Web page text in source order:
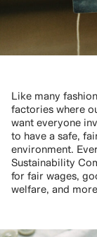
Like many
factories where
want everyone
to have a safe,
environment.
Sustainability
for fair wages,
welfare, and